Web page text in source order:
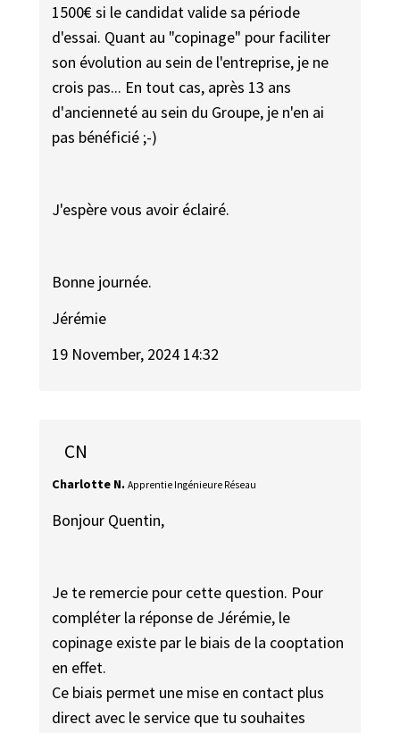
1500€ si le candidat valide sa période
d'essai. Quant au "copinage" pour faciliter
son évolution au sein de l'entreprise, je ne
crois pas... En tout cas, après 13 ans
d'ancienneté au sein du Groupe, je n'en ai
pas bénéficié ;-)
J'espère vous avoir éclairé.
Bonne journée.
Jérémie
19 November, 2024 14:32
CN
Charlotte N. Apprentie Ingénieure Réseau
Bonjour Quentin,
Je te remercie pour cette question. Pour
compléter la réponse de Jérémie, le
copinage existe par le biais de la cooptation
en effet.
Ce biais permet une mise en contact plus
direct avec le service que tu souhaites